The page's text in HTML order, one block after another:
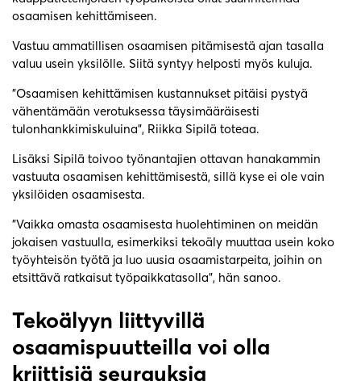
osaamisen kehittämiseen.
Vastuu ammatillisen osaamisen pitämisestä ajan tasalla
valuu usein yksilölle. Siitä syntyy helposti myös kuluja.
”Osaamisen kehittämisen kustannukset pitäisi pystyä
vähentämään verotuksessa täysimääräisesti
tulonhankkimiskuluina”, Riikka Sipilä toteaa.
Lisäksi Sipilä toivoo työnantajien ottavan hanakammin
vastuuta osaamisen kehittämisestä, sillä kyse ei ole vain
yksilöiden osaamisesta.
”Vaikka omasta osaamisesta huolehtiminen on meidän
jokaisen vastuulla, esimerkiksi tekoäly muuttaa usein koko
työyhteisön työtä ja luo uusia osaamistarpeita, joihin on
etsittävä ratkaisut työpaikkatasolla”, hän sanoo.
Tekoälyyn liittyvillä
osaamispuutteilla voi olla
kriittisiä seurauksia